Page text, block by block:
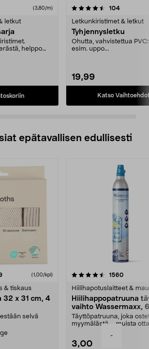
-
(3,80/m)
letkut
helppo
104arvostelut
Letkunkiristimet & letkut
Tyhjennysletku
Ohutta, vahvistettua
esim. uppo...
19,99
Katso
4.5 viidestä
epätavallisen edullisesti
arvostelut (1,00/kpl)
& tiskaus
32 x 31 cm, 4
selvä
1560
Hiilihapotuslaitteet &
Hiilihappopatruuna
vaihto Wassermaxx,
Täyttöpatruuna, joka
myymälästä – muista
3,00
4.5viidestä